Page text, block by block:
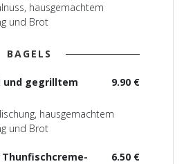
hausgemachtem
und Brot
BAGELS
9.90 €
und gegrilltem
hausgemachtem
und Brot
6.50 €